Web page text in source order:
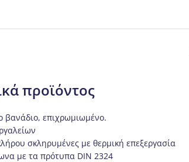
προϊόντος
βανάδιο, επιχρωμιωμένο.
σκληρυμένες με θερμική επεξεργασία
με τα πρότυπα DIN 2324